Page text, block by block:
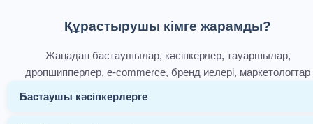
Құрастырушы кімге жарамды?
Жаңадан бастаушылар, кәсіпкерлер, тауаршылар,
дропшипперлер, e-commerce, бренд иелері, маркетологтар
Бастаушы кәсіпкерлерге